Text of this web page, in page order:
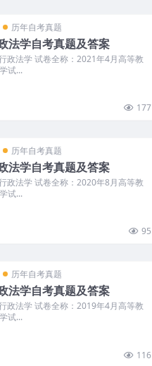
历年自考真题
法学自考真题及答案
政法学 试卷全称：2021年4月高等教
试...
177
历年自考真题
法学自考真题及答案
政法学 试卷全称：2020年8月高等教
试...
95
历年自考真题
法学自考真题及答案
政法学 试卷全称：2019年4月高等教
试...
116